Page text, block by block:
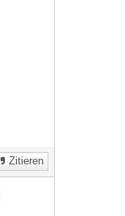
Zitieren